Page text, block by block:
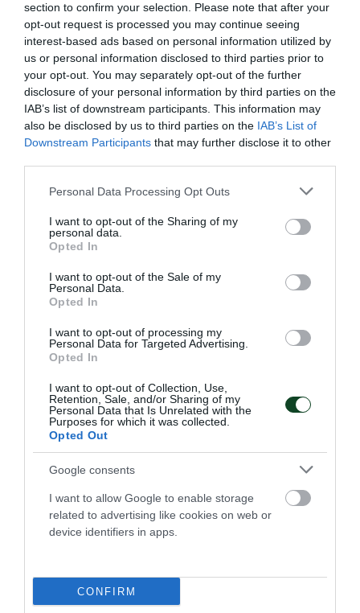
section to confirm your selection. Please note that after your
opt-out request is processed you may continue seeing
interest-based ads based on personal information utilized by
us or personal information disclosed to third parties prior to
your opt-out. You may separately opt-out of the further
disclosure of your personal information by third parties on the
IAB’s list of downstream participants. This information may
also be disclosed by us to third parties on the IAB’s List of
Downstream Participants that may further disclose it to other
Please note that this website/app uses one or more Google
not limited to your visit or usage behaviour. You may click to
grant or deny consent to Google and its third-party tags to
use your data for below specified purposes in below Google
consent section.
Personal Data Processing Opt Outs
I want to opt-out of the Sharing of my
personal data.
Opted In
I want to opt-out of the Sale of my
Personal Data.
Opted In
I want to opt-out of processing my
Personal Data for Targeted Advertising.
Opted In
I want to opt-out of Collection, Use,
Retention, Sale, and/or Sharing of my
Personal Data that Is Unrelated with the
Purposes for which it was collected.
Opted Out
Google consents
I want to allow Google to enable storage
related to advertising like cookies on web or
device identifiers in apps.
CONFIRM
06.08.2026 ΠΟΔΟΣΦΑΙΡΟ ΓΥΝΑΙΚΩΝ
«Πράσινη» η Lalia Storti
Ο Παναθηναϊκός Αθλητικός Όμιλος ανακοινώνει την
έναρξη της συνεργασίας του με τη Lalia Storti για το τμήμα
ποδοσφαίρου γυναικών.